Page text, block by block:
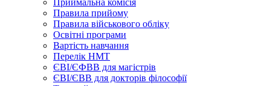
Приймальна комісія
Правила прийому
Правила військового обліку
Освітні програми
Вартість навчання
Перелік НМТ
ЄВІ/ЄФВВ для магістрів
ЄВІ/ЄВВ для докторів філософії